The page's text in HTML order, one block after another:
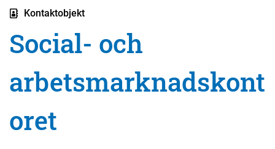
Kontaktobjekt
Social- och
arbetsmarknadskont
oret